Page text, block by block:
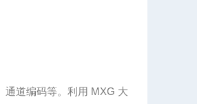
、通道编码等。利用 MXG 大